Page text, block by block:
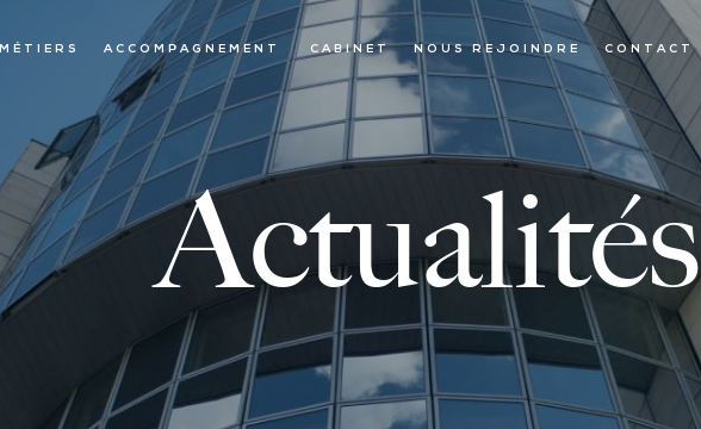
MÉTIERS ACCOMPAGNEMENT CABINET NOUS REJOINDRE CONTACT
Actualités